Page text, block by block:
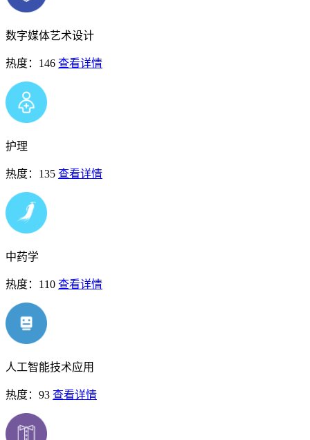
数字媒体艺术设计
热度：146 查看详情
护理
热度：135 查看详情
中药学
热度：110 查看详情
人工智能技术应用
热度：93 查看详情